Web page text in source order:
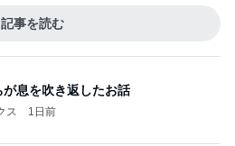
記事を読む
息を吹き返したお話
ス 1日前